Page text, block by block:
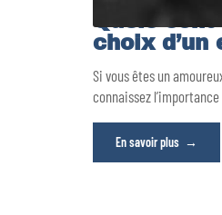
Quels
choix d’un
Si vous êtes un
connaissez l’importance
En savoir plus